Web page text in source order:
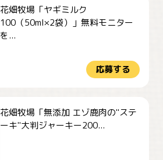
花畑牧場「ヤギミルク
100（50ml×2袋）」無料モニター
を...
応募する
花畑牧場「無添加 エゾ鹿肉の"ステ
ーキ"大判ジャーキー200...